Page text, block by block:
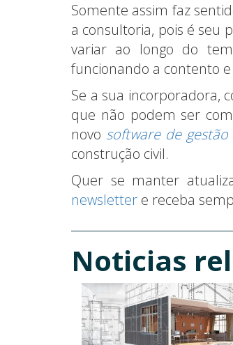
Somente assim faz
a consultoria, pois é seu
variar ao longo do
funcionando a contento
Se a sua incorporadora,
que não podem ser
novo software de
construção civil.
Quer se manter
newsletter e receba
Noticias